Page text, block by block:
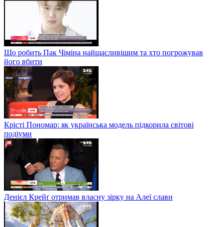
Що робить Пак Чіміна найщасливішим та хто погрожував
його вбити
Крісті Пономар: як українська модель підкорила світові
подіуми
Денієл Крейґ отримав власну зірку на Алеї слави